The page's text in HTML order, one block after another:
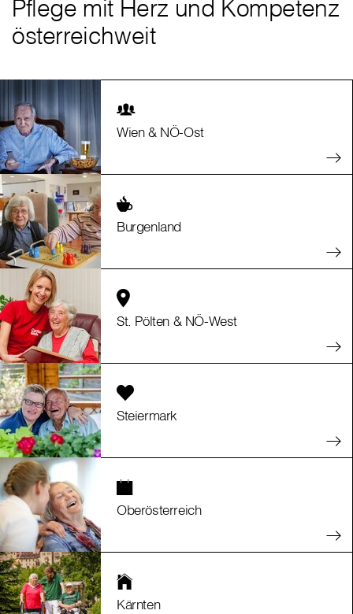
Pflege mit Herz und Kompetenz
österreichweit
Wien & NÖ-Ost
Burgenland
St. Pölten & NÖ-West
Steiermark
Oberösterreich
Kärnten